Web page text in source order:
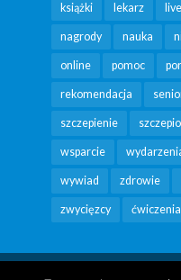
książki lekarz live
nagrody nauka
online pomoc
rekomendacja
szczepienie
wsparcie
wywiad zdrowie
zwycięzcy ćwiczenia
Copyright Fundacja